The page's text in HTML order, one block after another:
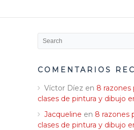
COMENTARIOS
Víctor Díez en 8 razones
clases de pintura y dibujo
Jacqueline en 8 razones
clases de pintura y dibujo
y